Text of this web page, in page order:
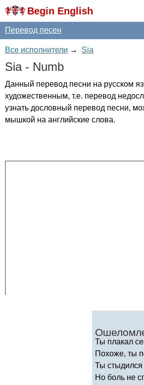
Begin English
Перевод песен
Все исполнители → Sia
Sia- Numb
Данный перевод песни на русском
художественным, т.е. перевод
узнать дословный перевод песни,
мышкой на английские слова.
Ты плакал
Похоже, ты
Ты стыдился
Но боль не